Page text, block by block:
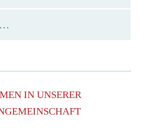
IN UNSERER